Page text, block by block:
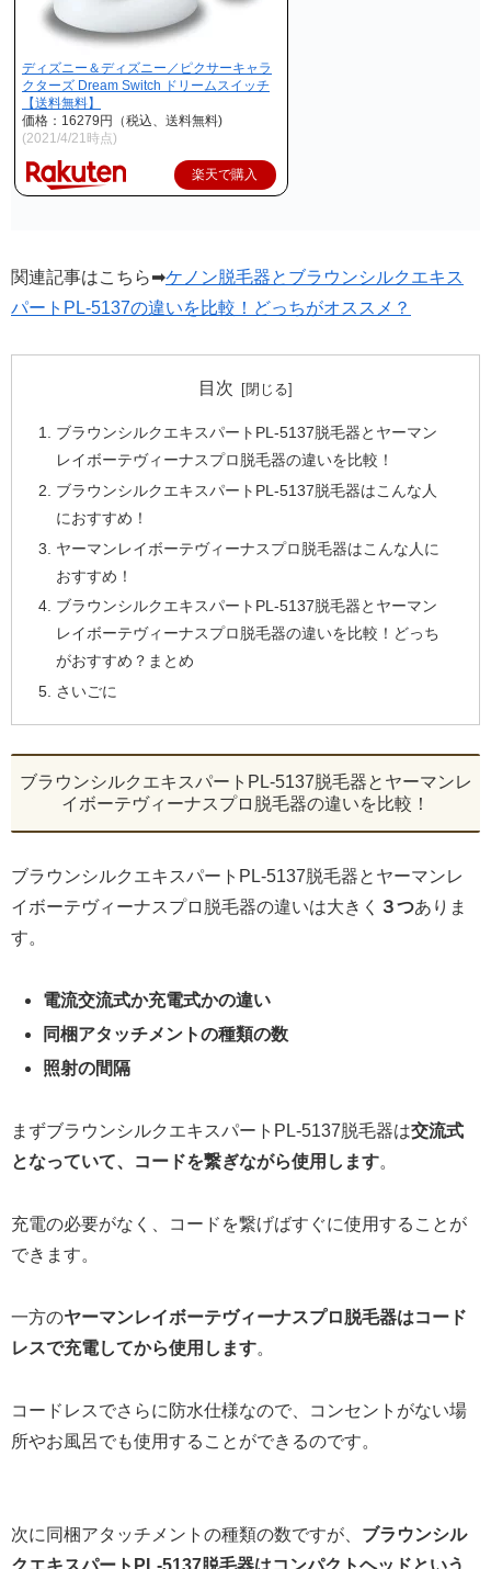
ディズニー＆ディズニー／ピクサーキャラ
クターズ Dream Switch ドリームスイッチ
【送料無料】
価格：16279円（税込、送料無料)
(2021/4/21時点)
楽天で購入
関連記事はこちら➡ケノン脱毛器とブラウンシルクエキス
パートPL-5137の違いを比較！どっちがオススメ？
目次
ブラウンシルクエキスパートPL-5137脱毛器とヤーマン
レイボーテヴィーナスプロ脱毛器の違いを比較！
ブラウンシルクエキスパートPL-5137脱毛器はこんな人
におすすめ！
ヤーマンレイボーテヴィーナスプロ脱毛器はこんな人に
おすすめ！
ブラウンシルクエキスパートPL-5137脱毛器とヤーマン
レイボーテヴィーナスプロ脱毛器の違いを比較！どっち
がおすすめ？まとめ
さいごに
ブラウンシルクエキスパートPL-5137脱毛器とヤーマンレ
イボーテヴィーナスプロ脱毛器の違いを比較！
ブラウンシルクエキスパートPL-5137脱毛器とヤーマンレ
イボーテヴィーナスプロ脱毛器の違いは大きく ３つありま
す。
電流交流式か充電式かの違い
同梱アタッチメントの種類の数
照射の間隔
まずブラウンシルクエキスパートPL-5137脱毛器は交流式
となっていて、コードを繋ぎながら使用します。
充電の必要がなく、コードを繋げばすぐに使用することが
できます。
一方のヤーマンレイボーテヴィーナスプロ脱毛器はコード
レスで充電してから使用します。
コードレスでさらに防水仕様なので、コンセントがない場
所やお風呂でも使用することができるのです。
次に同梱アタッチメントの種類の数ですが、 ブラウンシル
クエキスパートPL-5137脱毛器はコンパクトヘッドという